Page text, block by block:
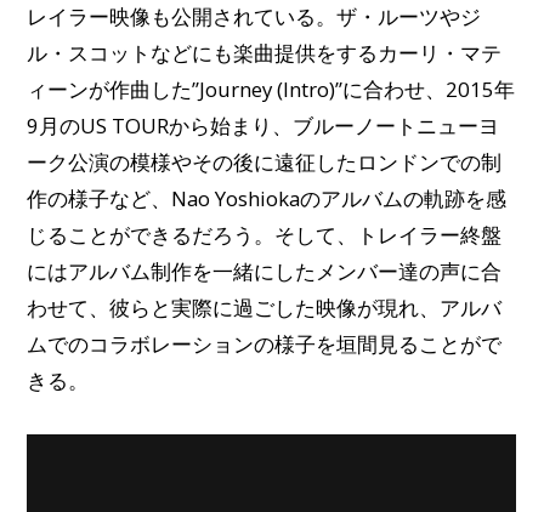
レイラー映像も公開されている。ザ・ルーツやジ
ル・スコットなどにも楽曲提供をするカーリ・マテ
ィーンが作曲した”Journey (Intro)”に合わせ、2015年
9月のUS TOURから始まり、ブルーノートニューヨ
ーク公演の模様やその後に遠征したロンドンでの制
作の様子など、Nao Yoshiokaのアルバムの軌跡を感
じることができるだろう。そして、トレイラー終盤
にはアルバム制作を一緒にしたメンバー達の声に合
わせて、彼らと実際に過ごした映像が現れ、アルバ
ムでのコラボレーションの様子を垣間見ることがで
きる。